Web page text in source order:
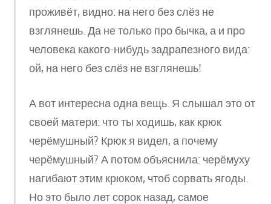
проживёт, видно: на него без слёз не
взглянешь. Да не только про бычка, а и про
человека какого-нибудь задрапезного вида:
ой, на него без слёз не взглянешь!
А вот интересна одна вещь. Я слышал это от
своей матери: что ты ходишь, как крюк
черёмушный? Крюк я видел, а почему
черёмушный? А потом объяснила: черёмуху
нагибают этим крюком, чтоб сорвать ягоды.
Но это было лет сорок назад, самое